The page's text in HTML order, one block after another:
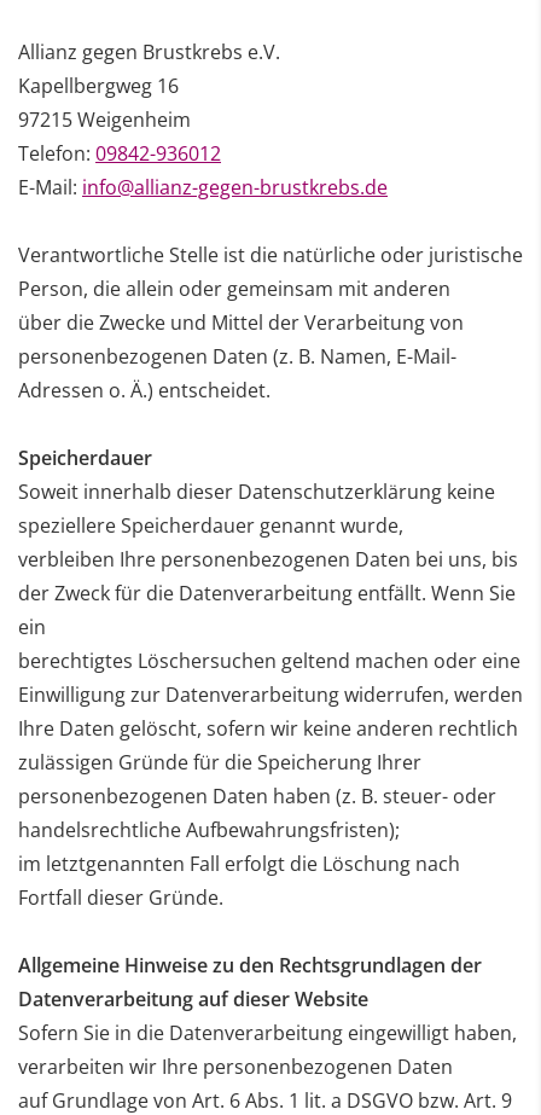
Allianz gegen Brustkrebs e.V.
Kapellbergweg 16
97215 Weigenheim
Telefon: 09842-936012
E-Mail: info@allianz-gegen-brustkrebs.de
Verantwortliche Stelle ist die natürliche oder juristische
Person, die allein oder gemeinsam mit anderen
über die Zwecke und Mittel der Verarbeitung von
personenbezogenen Daten (z. B. Namen, E-Mail-
Adressen o. Ä.) entscheidet.
Speicherdauer
Soweit innerhalb dieser Datenschutzerklärung keine
speziellere Speicherdauer genannt wurde,
verbleiben Ihre personenbezogenen Daten bei uns, bis
der Zweck für die Datenverarbeitung entfällt. Wenn Sie
ein
berechtigtes Löschersuchen geltend machen oder eine
Einwilligung zur Datenverarbeitung widerrufen, werden
Ihre Daten gelöscht, sofern wir keine anderen rechtlich
zulässigen Gründe für die Speicherung Ihrer
personenbezogenen Daten haben (z. B. steuer- oder
handelsrechtliche Aufbewahrungsfristen);
im letztgenannten Fall erfolgt die Löschung nach
Fortfall dieser Gründe.
Allgemeine Hinweise zu den Rechtsgrundlagen der
Datenverarbeitung auf dieserWebsite
Sofern Sie in die Datenverarbeitung eingewilligt haben,
verarbeiten wir Ihre personenbezogenen Daten
aufGrundlage von Art. 6 Abs. 1 lit. a DSGVO bzw. Art. 9